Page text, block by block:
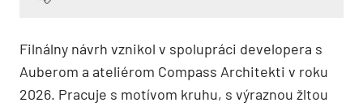
Filnálny návrh vznikol v spolupráci developera s
Auberom a ateliérom Compass Architekti v roku
2026. Pracuje s motívom kruhu, s výraznou žltou